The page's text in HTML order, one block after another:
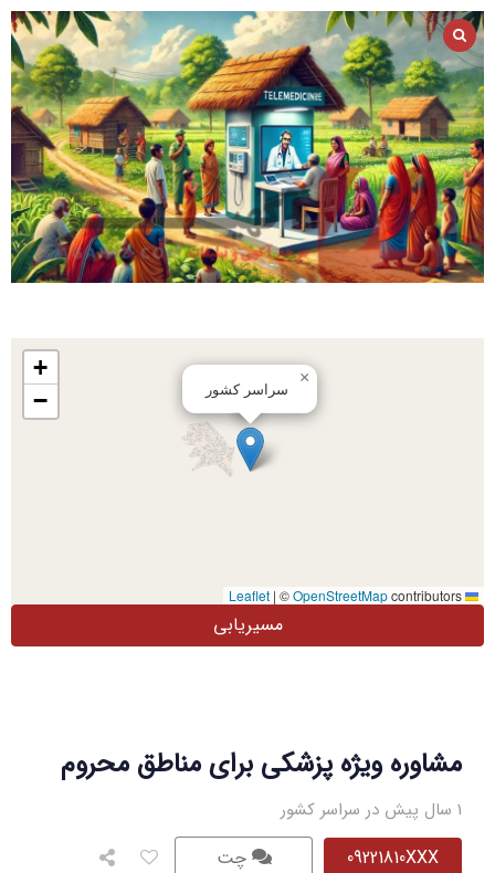
مشاوره ویژه پزشکی برای مناطق محروم
1 سال پیش در سراسر کشور
09221810XXX چت
سراسر کشور
×
+
−
| ©OpenStreetMapcontributors
مسیریابی